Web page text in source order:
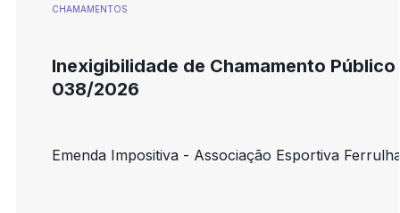
CHAMAMENTOS
Inexigibilidade de Chamamento Público
038/2026
Emenda Impositiva - Associação Esportiva